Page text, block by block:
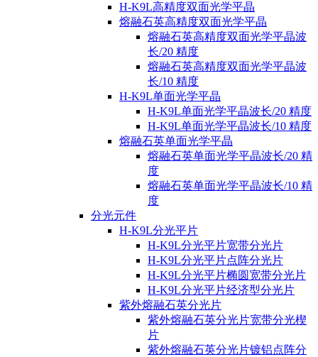
H-K9L高精度双面光学平晶
熔融石英高精度双面光学平晶
熔融石英高精度双面光学平晶波
长/20 精度
熔融石英高精度双面光学平晶波
长/10 精度
H-K9L单面光学平晶
H-K9L单面光学平晶波长/20 精度
H-K9L单面光学平晶波长/10 精度
熔融石英单面光学平晶
熔融石英单面光学平晶波长/20 精
度
熔融石英单面光学平晶波长/10 精
度
分光元件
H-K9L分光平片
H-K9L分光平片宽带分光片
H-K9L分光平片点阵分光片
H-K9L分光平片椭圆宽带分光片
H-K9L分光平片经济型分光片
紫外熔融石英分光片
紫外熔融石英分光片宽带分光楔
片
紫外熔融石英分光片镀铝点阵分